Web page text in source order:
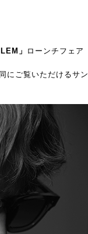
」
ローンチフェア
にご覧いただけるサン